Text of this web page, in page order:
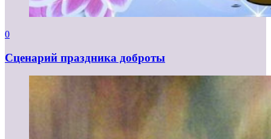
0
Сценарий праздника доброты